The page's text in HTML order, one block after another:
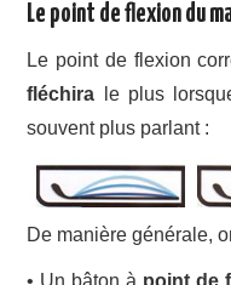
Le point de flexion du
Le point de flexion
fléchira le plus
souvent plus parlant :
De manière générale,